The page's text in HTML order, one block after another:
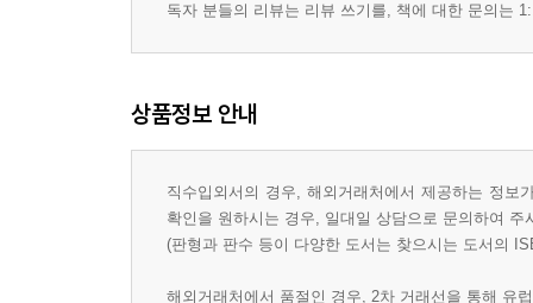
독자 분들의 리뷰는 리뷰 쓰기를, 책에 대한 문의는
상품정보 안내
직수입외서의 경우, 해외거래처에서 제공하는 정
확인을 원하시는 경우, 일대일 상담으로 문의하여 주
(판형과 판수 등이 다양한 도서는 찾으시는 도서의
해외거래처에서 품절인 경우, 2차 거래선을 통해 유